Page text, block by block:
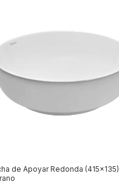
de Apoyar Redonda (415x135)